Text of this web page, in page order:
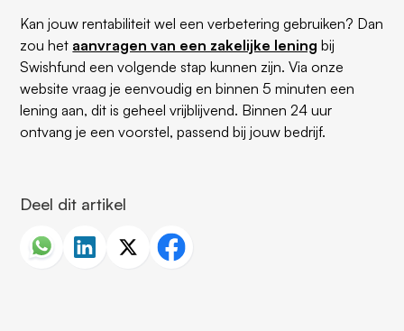
Kan jouw rentabiliteit wel een verbetering gebruiken? Dan
zou het aanvragen van een zakelijke lening bij
Swishfund een volgende stap kunnen zijn. Via onze
website vraag je eenvoudig en binnen 5 minuten een
lening aan, dit is geheel vrijblijvend. Binnen 24 uur
ontvang je een voorstel, passend bij jouw bedrijf.
Deel dit artikel